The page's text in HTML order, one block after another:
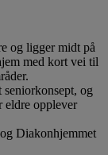
og ligger midt på
med kort vei til
og
eldre opplever
Diakonhjemmet